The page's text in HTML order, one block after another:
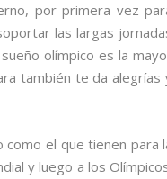
por primera vez
las largas
olímpico es la
también te da alegrías
como el que tienen para
y luego a los